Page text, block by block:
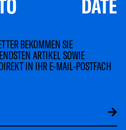
DATE
BEKOMMEN SIE
ARTIKEL SOWIE
IN IHR E-MAIL-POSTFACH